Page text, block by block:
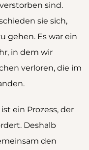
sind.
sie sich,
gehen. Es war ein
in dem wir
verloren, die im
ein Prozess, der
Deshalb
den